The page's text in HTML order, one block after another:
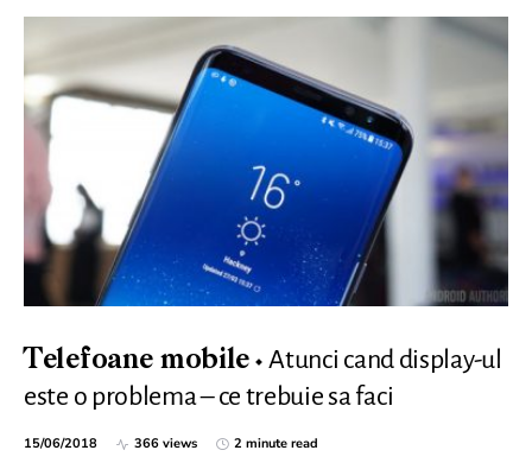
Telefoane mobile
Atunci cand display-ul
este o problema – ce trebuie sa faci
15/06/2018 366 views 2 minute read